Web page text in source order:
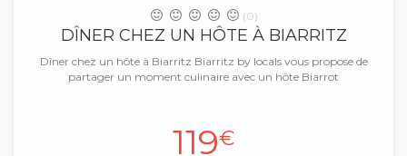
(0)
DÎNER CHEZ UN HÔTE À BIARRITZ
Dîner chez un hôte à Biarritz Biarritz by locals vous propose de
partager un moment culinaire avec un hôte Biarrot
119€